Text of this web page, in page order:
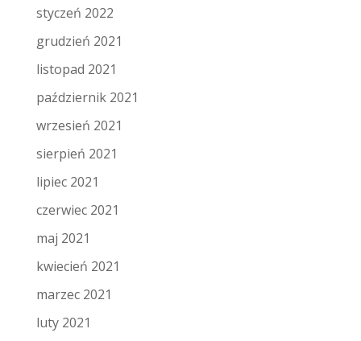
styczeń 2022
grudzień 2021
listopad 2021
październik 2021
wrzesień 2021
sierpień 2021
lipiec 2021
czerwiec 2021
maj 2021
kwiecień 2021
marzec 2021
luty 2021